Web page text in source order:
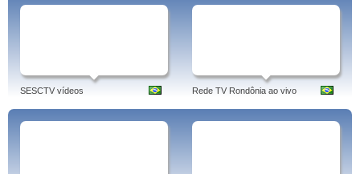
SESCTV vídeos Rede TV Rondônia ao vivo